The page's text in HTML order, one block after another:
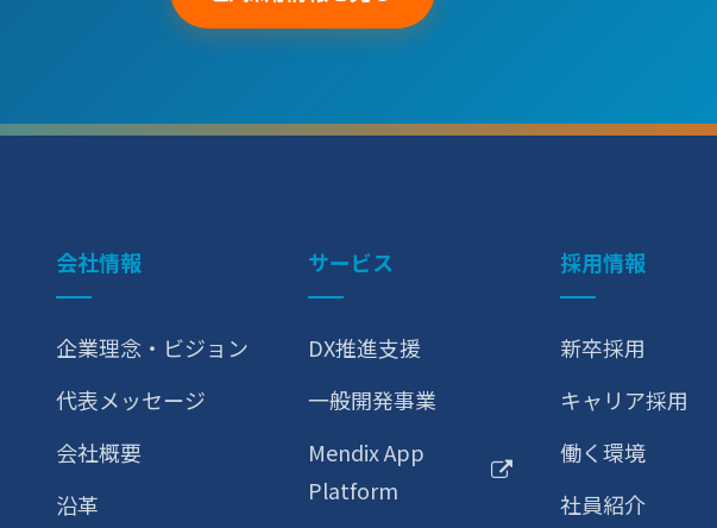
会社情報
企業理念・ビジョン
代表メッセージ
会社概要
沿革
サービス
DX推進支援
一般開発事業
Mendix App
Platform
採用情報
新卒採用
キャリア採用
働く環境
社員紹介